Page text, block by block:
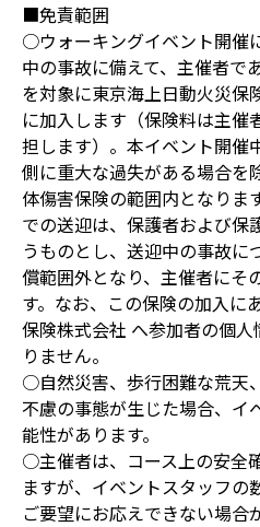
■免責範囲
○ウォーキングイベント開催
中の事故に備えて、主催者で
を対象に東京海上日動火災保
に加入します（保険料は主催
担します）。本イベント開催
側に重大な過失がある場合を
体傷害保険の範囲内となりま
での送迎は、保護者および保
うものとし、送迎中の事故
償範囲外となり、主催者にそ
す。なお、この保険の加入に
保険株式会社 へ参加者の個
りません。
○自然災害、歩行困難な荒天
不慮の事態が生じた場合、イ
能性があります。
○主催者は、コース上の安全
ますが、イベントスタッフの
ご要望にお応えできない場合